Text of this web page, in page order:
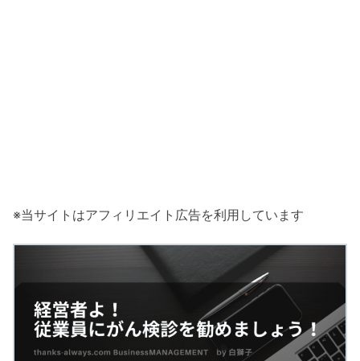
※当サイトはアフィリエイト広告を利用しています